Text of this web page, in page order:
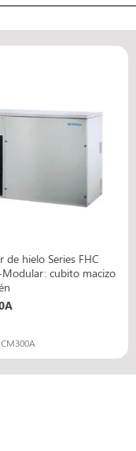
de hielo Series FHC
cubito macizo